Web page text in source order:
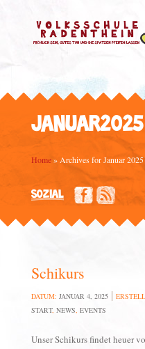
JANUAR2025
Home »Archives for Januar 2025
SOZIAL
Schikurs
DATUM: JANUAR 4, 2025
START, NEWS, EVENTS
Unser Schikurs findet heuer